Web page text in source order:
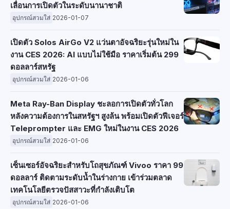
เลื่อนการเปิดตัวในระดับนานาชาติ
อุปกรณ์สวมใส่ 2026-01-07
เปิดตัว Solos AirGo V2 แว่นตาอัจฉริยะรุ่นใหม่ใน
งาน CES 2026: AI แบบไม่ใช้มือ ราคาเริ่มต้น 299
ดอลลาร์สหรัฐ
อุปกรณ์สวมใส่ 2026-01-06
Meta Ray-Ban Display ชะลอการเปิดตัวทั่วโลก
หลังความต้องการในสหรัฐฯ สูงล้น พร้อมเปิดตัวฟีเจอร์
Teleprompter และ EMG ใหม่ในงาน CES 2026
อุปกรณ์สวมใส่ 2026-01-06
เซ็นเซอร์อัจฉริยะสำหรับโถสุขภัณฑ์ Vivoo ราคา 99
ดอลลาร์ ติดตามระดับน้ำในร่างกาย เข้าร่วมตลาด
เทคโนโลยีตรวจปัสสาวะที่กำลังเติบโต
อุปกรณ์สวมใส่ 2026-01-06